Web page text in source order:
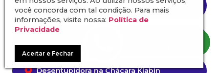
Desentupidora na Casa Verde
Desentupidora na Chácara Klabin
você concorda com tal condição. Para mais
informações, visite nossa: Política de
Privacidade
Aceitar e Fechar